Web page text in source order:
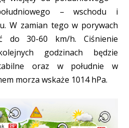
– wschodu i
W zamian tego w porywach
do 30-60 km/h. Ciśnienie
godzinach będzie
oraz w południe w
morza wskaże 1014 hPa.